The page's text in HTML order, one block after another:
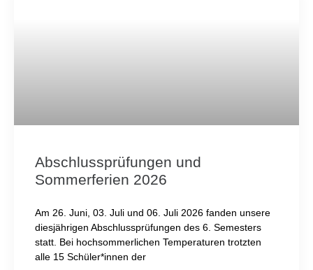
Abschlussprüfungen und
Sommerferien 2026
Am 26. Juni, 03. Juli und 06. Juli 2026 fanden unsere
diesjährigen Abschlussprüfungen des 6. Semesters
statt. Bei hochsommerlichen Temperaturen trotzten
alle 15 Schüler*innen der